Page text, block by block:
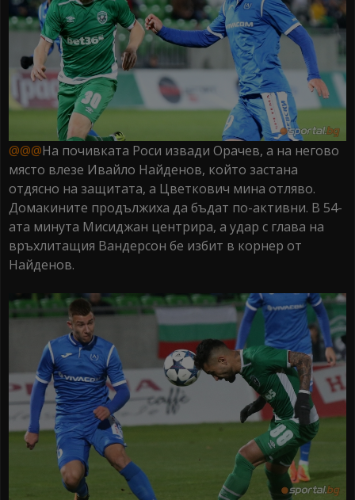
@@@На почивката Роси извади Орачев, а на негово
място влезе Ивайло Найденов, който застана
отдясно на защитата, а Цветкович мина отляво.
Домакините продължиха да бъдат по-активни. В 54-
ата минута Мисиджан центрира, а удар с глава на
връхлитащия Вандерсон бе избит в корнер от
Найденов.